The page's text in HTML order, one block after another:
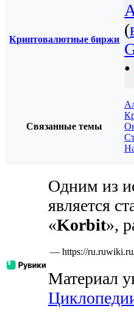
Криптовалютные биржи
(
•
Связанные темы
Одним из
является
«Korbit»,
— https://
Материал